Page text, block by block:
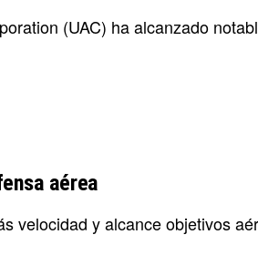
(UAC) ha alcanzado
aérea
velocidad y alcance objetivos